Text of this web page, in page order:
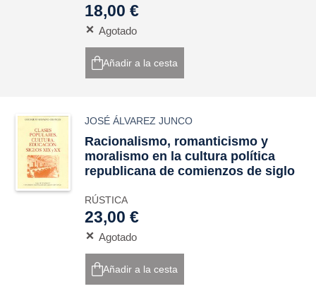
18,00 €
Agotado
Añadir a la cesta
JOSÉ ÁLVAREZ JUNCO
Racionalismo, romanticismo y
moralismo en la cultura política
republicana de comienzos de siglo
RÚSTICA
23,00 €
Agotado
Añadir a la cesta